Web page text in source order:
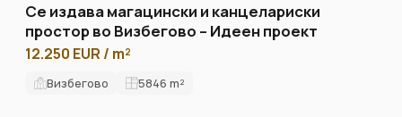
Се издава магацински и канцелариски
простор во Визбегово – Идеен проект
12.250 EUR / m²
Визбегово 5846 m²